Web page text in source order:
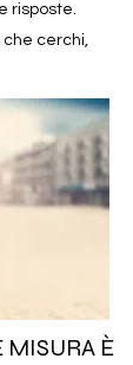
risposte.
che cerchi,
È